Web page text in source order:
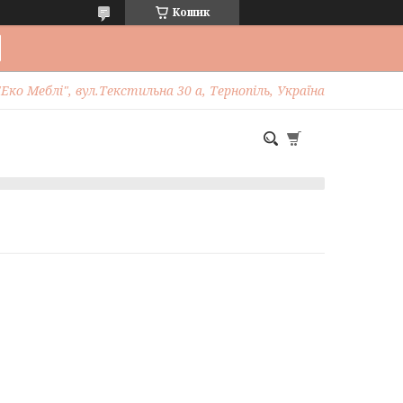
Кошик
Меблі", вул.Текстильна 30 а, Тернопіль, Україна